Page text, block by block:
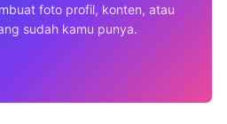
foto profil, konten, atau
sudah kamu punya.